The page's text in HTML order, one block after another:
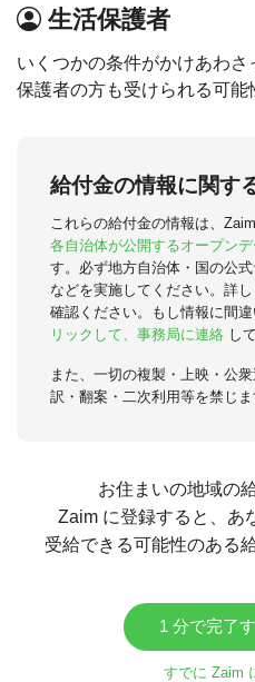
生活保護者
いくつかの条件がかけあわ
保護者の方も受けられる可能
給付金の情報に関す
これらの給付金の情報は、
各自治体が公開するオープンデ
す。必ず地方自治体・国の公
などを実施してください。詳し
確認ください。もし情報に間
リックして、事務局に連絡 し
また、一切の複製・上映・公
訳・翻案・二次利用等を禁じま
お住まいの地域の
Zaim に登録すると、あ
受給できる可能性のある
1 分で完了
すでに Zaim